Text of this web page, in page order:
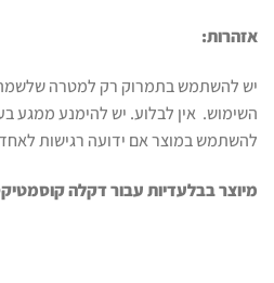
אזהרות:
יש להשתמש בתמרוק רק למטרה שלשמה
השימוש. אין לבלוע. יש להימנע ממגע
להשתמש במוצר אם ידועה רגישות
מיוצר בבלעדיות עבור דקלה